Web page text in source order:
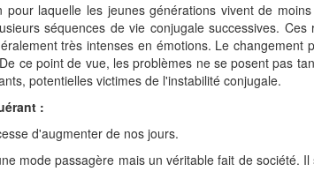
pour laquelle les jeunes générations vivent de
séquences de vie conjugale successives.
très intenses en émotions. Le
ce point de vue, les problèmes ne se posent pas
potentielles victimes de l'instabilité conjugale.
:
d'augmenter de nos jours.
mode passagère mais un véritable fait de société.